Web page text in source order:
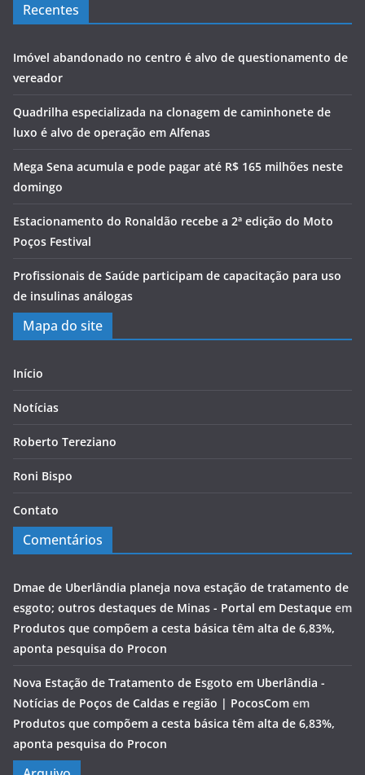
Recentes
Imóvel abandonado no centro é alvo de questionamento de
vereador
Quadrilha especializada na clonagem de caminhonete de
luxo é alvo de operação em Alfenas
Mega Sena acumula e pode pagar até R$ 165 milhões neste
domingo
Estacionamento do Ronaldão recebe a 2ª edição do Moto
Poços Festival
Profissionais de Saúde participam de capacitação para uso
de insulinas análogas
Mapa do site
Início
Notícias
Roberto Tereziano
Roni Bispo
Contato
Comentários
Dmae de Uberlândia planeja nova estação de tratamento de
esgoto; outros destaques de Minas - Portal em Destaque em
Produtos que compõem a cesta básica têm alta de 6,83%,
aponta pesquisa do Procon
Nova Estação de Tratamento de Esgoto em Uberlândia -
Notícias de Poços de Caldas e região | PocosCom em
Produtos que compõem a cesta básica têm alta de 6,83%,
aponta pesquisa do Procon